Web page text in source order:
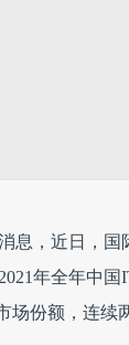
息，近日，
年全年中
场份额，连续